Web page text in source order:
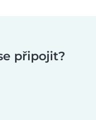
připojit?